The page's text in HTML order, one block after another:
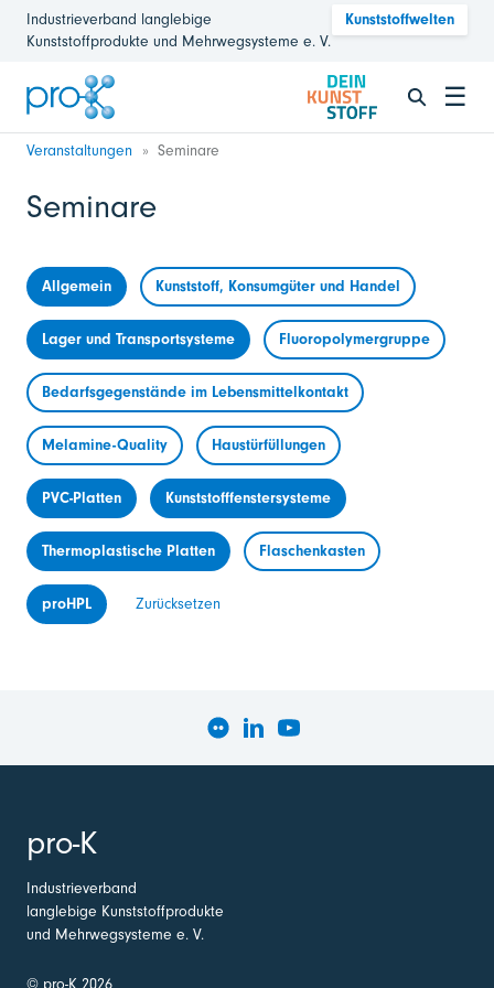
Industrieverband langlebige
Kunststoffprodukte und Mehrwegsysteme e. V.
Kunststoffwelten
☰
Veranstaltungen Seminare
Seminare
Allgemein Kunststoff, Konsumgüter und Handel
Lager und Transportsysteme Fluoropolymergruppe
Bedarfsgegenstände im Lebensmittelkontakt
Melamine-Quality Haustürfüllungen
PVC-Platten Kunststofffenstersysteme
Thermoplastische Platten Flaschenkasten
proHPL Zurücksetzen
pro-K
Industrieverband
langlebige Kunststoffprodukte
und Mehrwegsysteme e. V.
© pro-K 2026